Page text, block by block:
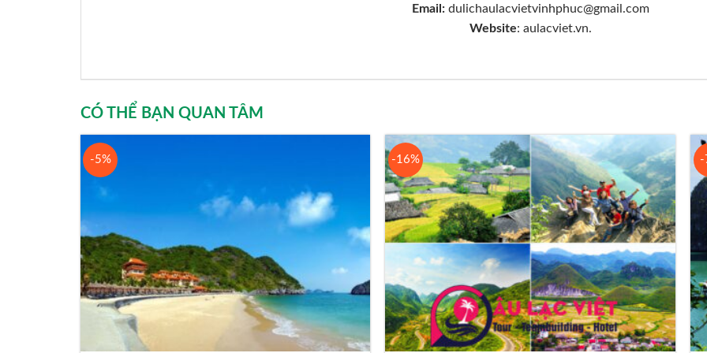
Email: dulichaulacvietvinhphuc@gmail.com
Website: aulacviet.vn.
CÓ THỂ BẠN QUAN TÂM
-5% -16% -